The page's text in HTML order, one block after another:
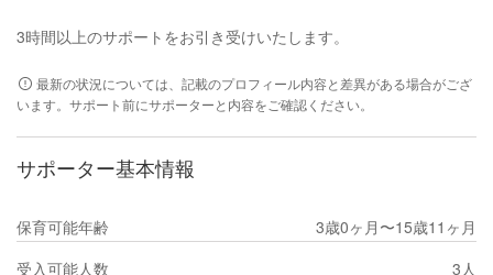
3時間以上のサポートをお引き受けいたします。
最新の状況については、記載のプロフィール内容と差異がある場合がござ
います。サポート前にサポーターと内容をご確認ください。
サポーター基本情報
保育可能年齢
3歳0ヶ月〜15歳11ヶ月
受入可能人数
3人